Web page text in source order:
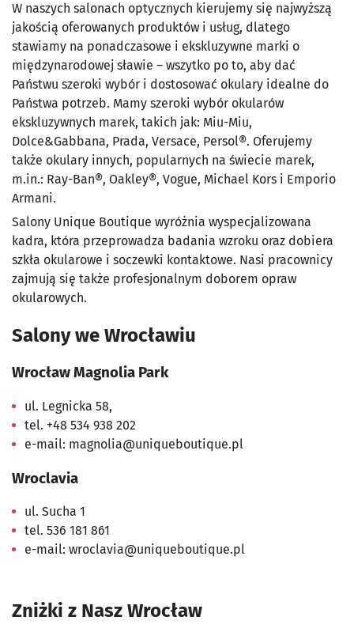
W naszych salonach optycznych kierujemy się najwyższą
jakością oferowanych produktów i usług, dlatego
stawiamy na ponadczasowe i ekskluzywne marki o
międzynarodowej sławie – wszytko po to, aby dać
Państwu szeroki wybór i dostosować okulary idealne do
Państwa potrzeb. Mamy szeroki wybór okularów
ekskluzywnych marek, takich jak: Miu-Miu,
Dolce&Gabbana, Prada, Versace, Persol®. Oferujemy
także okulary innych, popularnych na świecie marek,
m.in.: Ray-Ban®, Oakley®, Vogue, Michael Kors i Emporio
Armani.
Salony Unique Boutique wyróżnia wyspecjalizowana
kadra, która przeprowadza badania wzroku oraz dobiera
szkła okularowe i soczewki kontaktowe. Nasi pracownicy
zajmują się także profesjonalnym doborem opraw
okularowych.
Salony we Wrocławiu
Wrocław Magnolia Park
ul. Legnicka 58,
tel. +48 534 938 202
e-mail: magnolia@uniqueboutique.pl
Wroclavia
ul. Sucha 1
tel. 536 181 861
e-mail: wroclavia@uniqueboutique.pl
Zniżki z Nasz Wrocław